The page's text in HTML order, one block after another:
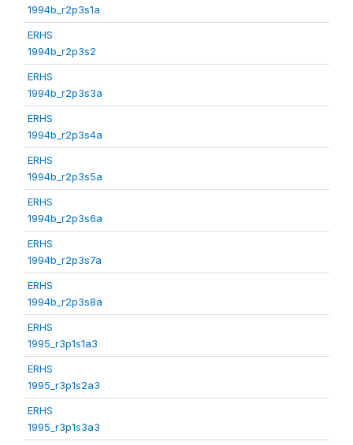
1994b_r2p3s1a
ERHS
1994b_r2p3s2
ERHS
1994b_r2p3s3a
ERHS
1994b_r2p3s4a
ERHS
1994b_r2p3s5a
ERHS
1994b_r2p3s6a
ERHS
1994b_r2p3s7a
ERHS
1994b_r2p3s8a
ERHS
1995_r3p1s1a3
ERHS
1995_r3p1s2a3
ERHS
1995_r3p1s3a3